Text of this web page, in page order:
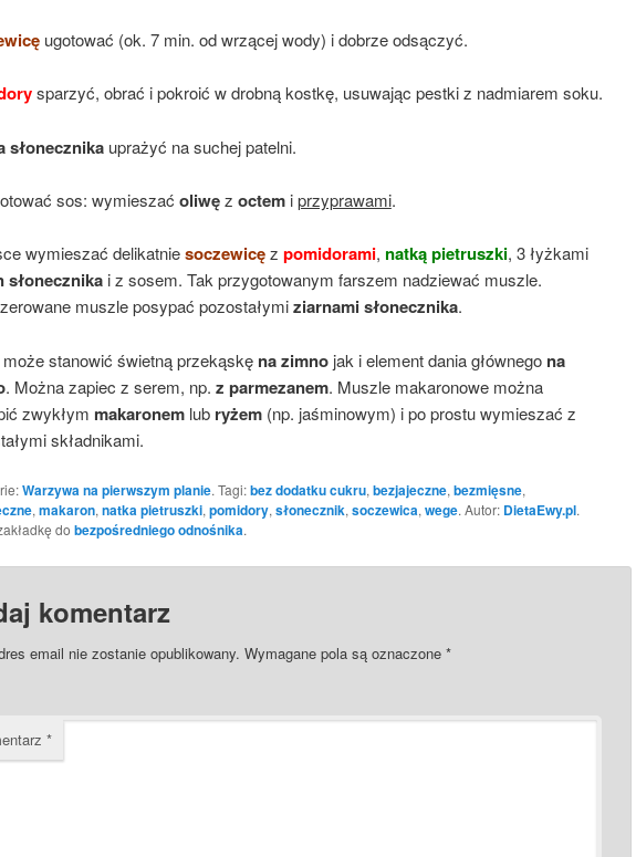
ugotować (ok. 7 min. od wrzącej wody) i dobrze odsączyć.
sparzyć, obrać i pokroić w drobną kostkę, usuwając pestki z nadmiarem soku.
słonecznikauprażyć na suchej patelni.
sos: wymieszać oliwęz octemiprzyprawami.
wymieszać delikatniesoczewicęz pomidorami, natką pietruszki, 3 łyżkami
słonecznikai z sosem. Tak przygotowanym farszem nadziewać muszle.
muszle posypać pozostałymiziarnami słonecznika.
może stanowić świetną przekąskę na zimnojak i element dania głównegona
. Można zapiec z serem, np. z parmezanem. Muszle makaronowe można
zwykłym makaronemlubryżem(np. jaśminowym) i po prostu wymieszać z
składnikami.
Warzywa na pierwszym planie. Tagi:bez dodatku cukru, bezjajeczne, bezmięsne,
, makaron, natka pietruszki, pomidory, słonecznik, soczewica, wege. Autor: DietaEwy.pl.
do bezpośredniego odnośnika.
komentarz
email nie zostanie opublikowany. Wymagane pola są oznaczone *
*